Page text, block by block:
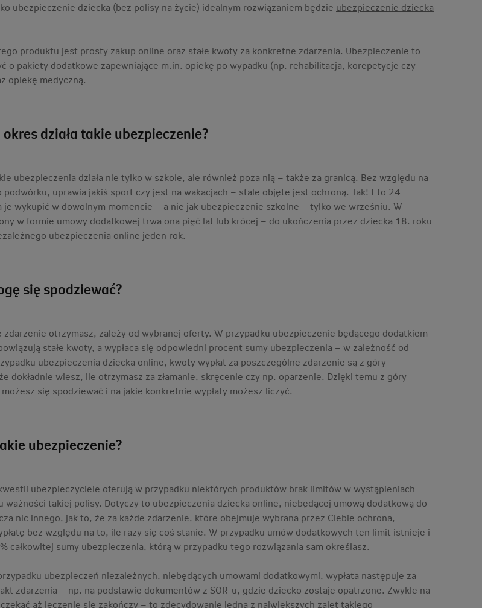
ubezpieczenie dziecka (bez polisy na życie) idealnym rozwiązaniem będzie ubezpieczenie dziecka
produktu jest prosty zakup online oraz stałe kwoty za konkretne zdarzenia. Ubezpieczenie to
o pakiety dodatkowe zapewniające m.in. opiekę po wypadku (np. rehabilitacja, korepetycje czy
opiekę medyczną.
działa takie ubezpieczenie?
ubezpieczenia działa nie tylko w szkole, ale również poza nią – także za granicą. Bez względu na
podwórku, uprawia jakiś sport czy jest na wakacjach – stale objęte jest ochroną. Tak! I to 24
je wykupić w dowolnym momencie – a nie jak ubezpieczenie szkolne – tylko we wrześniu. W
w formie umowy dodatkowej trwa ona pięć lat lub krócej – do ukończenia przez dziecka 18. roku
ubezpieczenia online jeden rok.
się spodziewać?
zdarzenie otrzymasz, zależy od wybranej oferty. W przypadku ubezpieczenie będącego dodatkiem
stałe kwoty, a wypłaca się odpowiedni procent sumy ubezpieczenia – w zależność od
ubezpieczenia dziecka online, kwoty wypłat za poszczególne zdarzenie są z góry
dokładnie wiesz, ile otrzymasz za złamanie, skręcenie czy np. oparzenie. Dzięki temu z góry
się spodziewać i na jakie konkretnie wypłaty możesz liczyć.
ubezpieczenie?
ubezpieczyciele oferują w przypadku niektórych produktów brak limitów w wystąpieniach
ważności takiej polisy. Dotyczy to ubezpieczenia dziecka online, niebędącej umową dodatkową do
nic innego, jak to, że za każde zdarzenie, które obejmuje wybrana przez Ciebie ochrona,
bez względu na to, ile razy się coś stanie. W przypadku umów dodatkowych ten limit istnieje i
całkowitej sumy ubezpieczenia, którą w przypadku tego rozwiązania sam określasz.
ubezpieczeń niezależnych, niebędących umowami dodatkowymi, wypłata następuje za
zdarzenia – np. na podstawie dokumentów z SOR-u, gdzie dziecko zostaje opatrzone. Zwykle na
aż leczenie się zakończy – to zdecydowanie jedna z największych zalet takiego